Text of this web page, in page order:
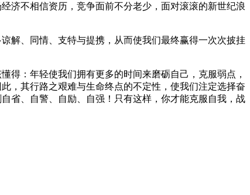
不相信资历，竞争面前不分老少，面对滚滚的新世纪浪
、同情、支特与提携，从而使我们最终赢得一次次披挂
：年轻使我们拥有更多的时间来磨砺自己，克服弱点，
，其行路之艰难与生命终点的不定性，使我们注定选择奋
省、自警、自励、自强！只有这样，你才能克服自我，战